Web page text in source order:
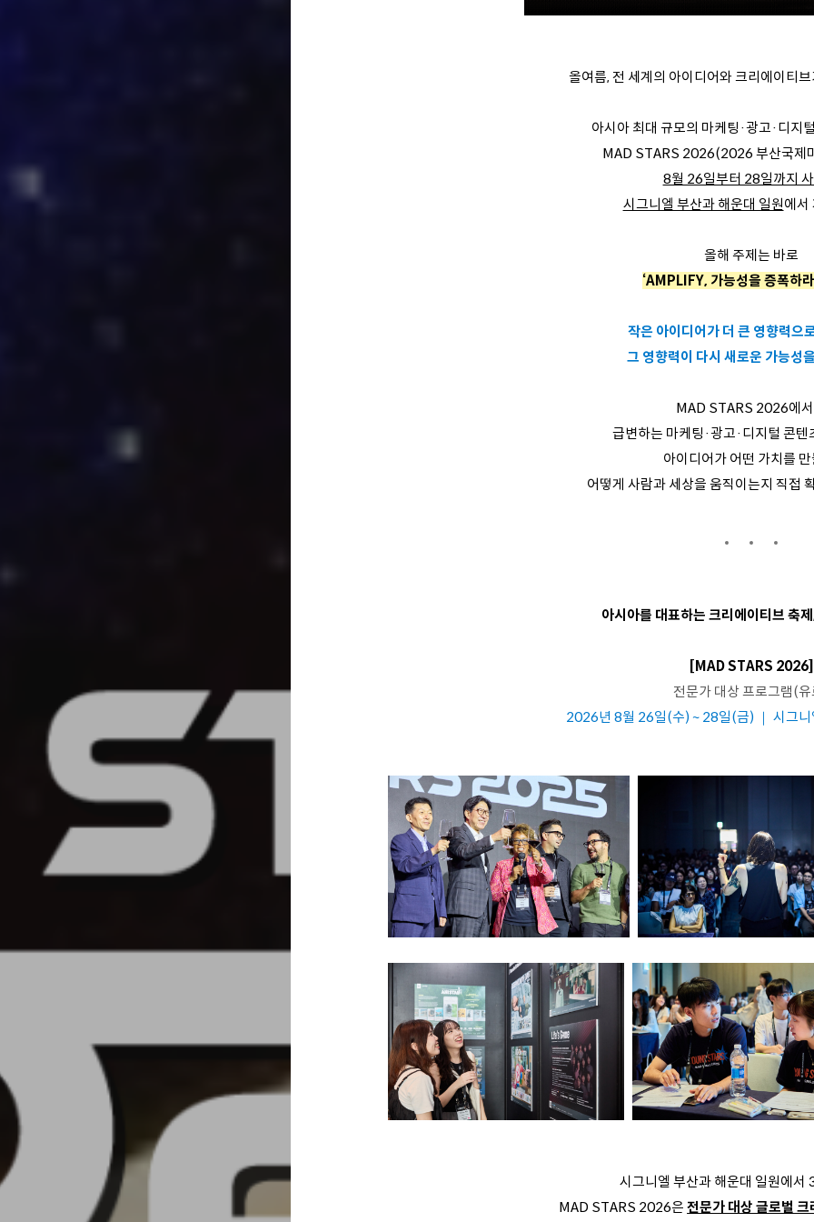
올여름, 전 세계의 아이디어와 크리에이티
아시아 최대 규모의 마케팅·광고·디지
MAD STARS 2026(2026 부산국제
8월 26일부터 28일까지
시그니엘 부산과 해운대 일원에서
올해 주제는 바로
‘AMPLIFY, 가능성을 증폭하
작은 아이디어가 더 큰 영향력으
그 영향력이 다시 새로운 가능성
MAD STARS 2026에
급변하는 마케팅·광고·디지털 콘텐
아이디어가 어떤 가치를
어떻게 사람과 세상을 움직이는지 직접
아시아를 대표하는 크리에이티브 축
[MAD STARS 2026]
전문가 대상 프로그램(
2026년 8월 26일(수) ~ 28일(금) ｜ 시그니
시그니엘 부산과 해운대 일원에서
MAD STARS 2026은전문가 대상 글로벌